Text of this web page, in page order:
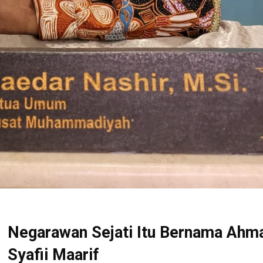
Negarawan Sejati Itu Bernama
Syafii Maarif